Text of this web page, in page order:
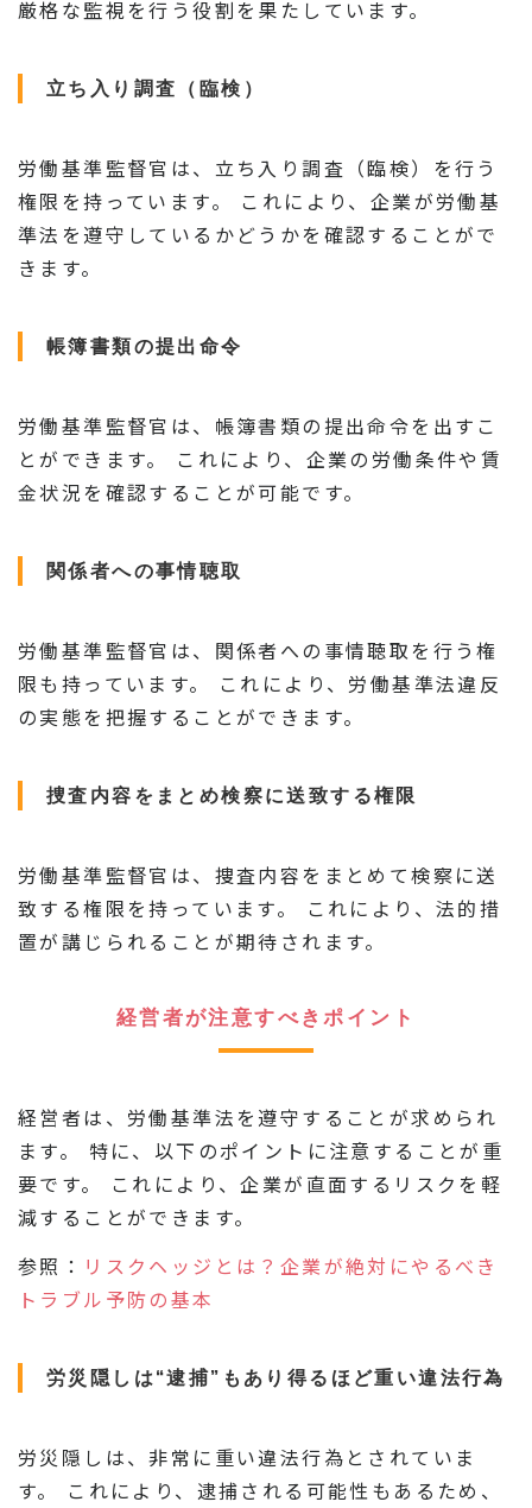
厳格な監視を行う役割を果たしています。
立ち入り調査（臨検）
労働基準監督官は、立ち入り調査（臨検）を行う
権限を持っています。 これにより、企業が労働基
準法を遵守しているかどうかを確認することがで
きます。
帳簿書類の提出命令
労働基準監督官は、帳簿書類の提出命令を出すこ
とができます。 これにより、企業の労働条件や賃
金状況を確認することが可能です。
関係者への事情聴取
労働基準監督官は、関係者への事情聴取を行う権
限も持っています。 これにより、労働基準法違反
の実態を把握することができます。
捜査内容をまとめ検察に送致する権限
労働基準監督官は、捜査内容をまとめて検察に送
致する権限を持っています。 これにより、法的措
置が講じられることが期待されます。
経営者が注意すべきポイント
経営者は、労働基準法を遵守することが求められ
ます。 特に、以下のポイントに注意することが重
要です。 これにより、企業が直面するリスクを軽
減することができます。
参照： リスクヘッジとは？企業が絶対にやるべき
トラブル予防の基本
労災隠しは“逮捕”もあり得るほど重い違法行為
労災隠しは、非常に重い違法行為とされていま
す。 これにより、逮捕される可能性もあるため、